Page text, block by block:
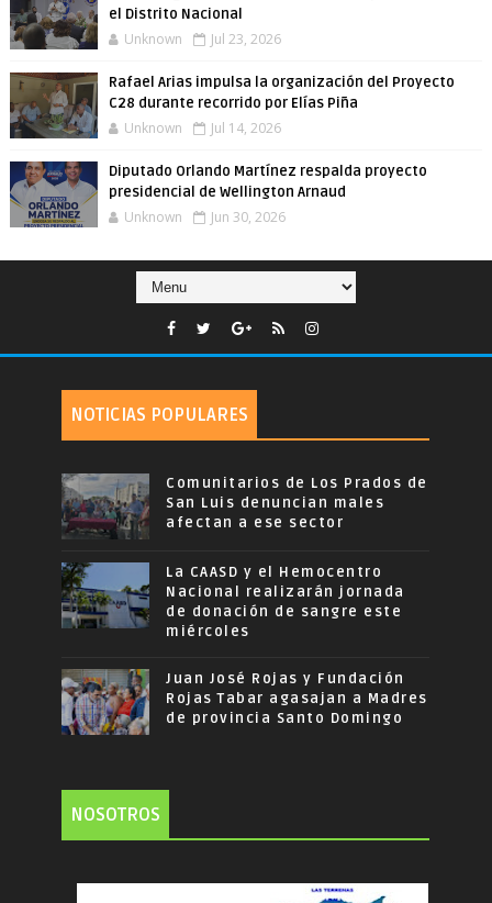
el Distrito Nacional
Unknown Jul 23, 2026
Rafael Arias impulsa la organización del Proyecto
C28 durante recorrido por Elías Piña
Unknown Jul 14, 2026
Diputado Orlando Martínez respalda proyecto
presidencial de Wellington Arnaud
Unknown Jun 30, 2026
NOTICIAS POPULARES
Comunitarios de Los Prados de
San Luis denuncian males
afectan a ese sector
La CAASD y el Hemocentro
Nacional realizarán jornada
de donación de sangre este
miércoles
Juan José Rojas y Fundación
Rojas Tabar agasajan a Madres
de provincia Santo Domingo
NOSOTROS